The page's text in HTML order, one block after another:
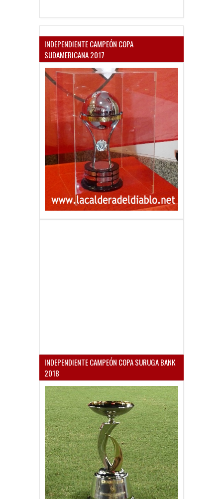
INDEPENDIENTE CAMPEÓN COPA
SUDAMERICANA 2017
INDEPENDIENTE CAMPEÓN COPA SURUGA BANK
2018